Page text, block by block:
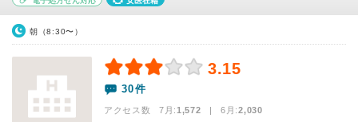
朝（8:30〜）
3.15
30件
アクセス数 7月:1,572 | 6月:2,030